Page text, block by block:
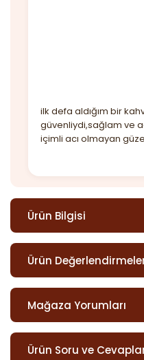
ilk defa aldığım bir
güvenliydi,sağlam ve
içimli acı olmayan
Ürün Bilgisi
Ürün
Mağaza Yorumları
Ürün Soru ve